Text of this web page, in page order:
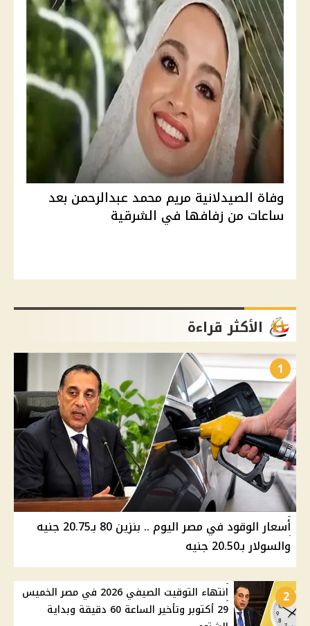
وفاة الصيدلانية مريم محمد عبدالرحمن بعد
ساعات من زفافها في الشرقية
الأكثر قراءة
1
أسعار الوقود في مصر اليوم .. بنزين 80 بـ20.75 جنيه
والسولار بـ20.50 جنيه
2
انتهاء التوقيت الصيفي 2026 في مصر الخميس
29 أكتوبر وتأخير الساعة 60 دقيقة وبداية